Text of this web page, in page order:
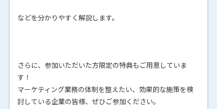
などを分かりやすく解説します。
さらに、参加いただいた方限定の特典もご用意していま
す！
マーケティング業務の体制を整えたい、効果的な施策を検
討している企業の皆様、ぜひご参加ください。